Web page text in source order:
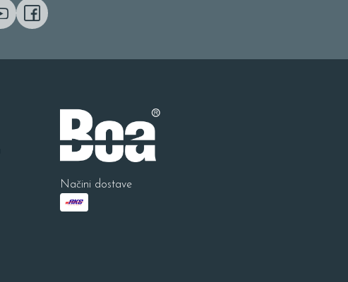
Načini dostave